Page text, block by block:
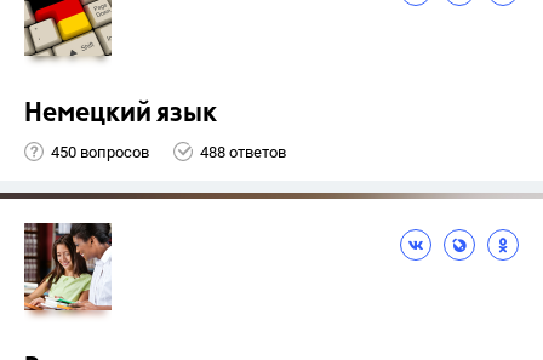
Немецкий язык
450 вопросов 488 ответов